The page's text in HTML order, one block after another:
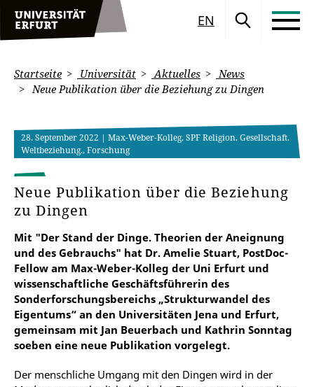
EN
Startseite Universität Aktuelles
News
Neue Publikation über die Beziehung zu Dingen
28. September 2022 | Max-Weber-Kolleg, SPF Religion. Gesellschaft.
Weltbeziehung., Forschung
Neue Publikation über die Beziehung
zu Dingen
Mit "Der Stand der Dinge. Theorien der Aneignung
und des Gebrauchs" hat Dr. Amelie Stuart, PostDoc-
Fellow am Max-Weber-Kolleg der Uni Erfurt und
wissenschaftliche Geschäftsführerin des
Sonderforschungsbereichs „Strukturwandel des
Eigentums“ an den Universitäten Jena und Erfurt,
gemeinsam mit Jan Beuerbach und Kathrin Sonntag
soeben eine neue Publikation vorgelegt.
Der menschliche Umgang mit den Dingen wird in der